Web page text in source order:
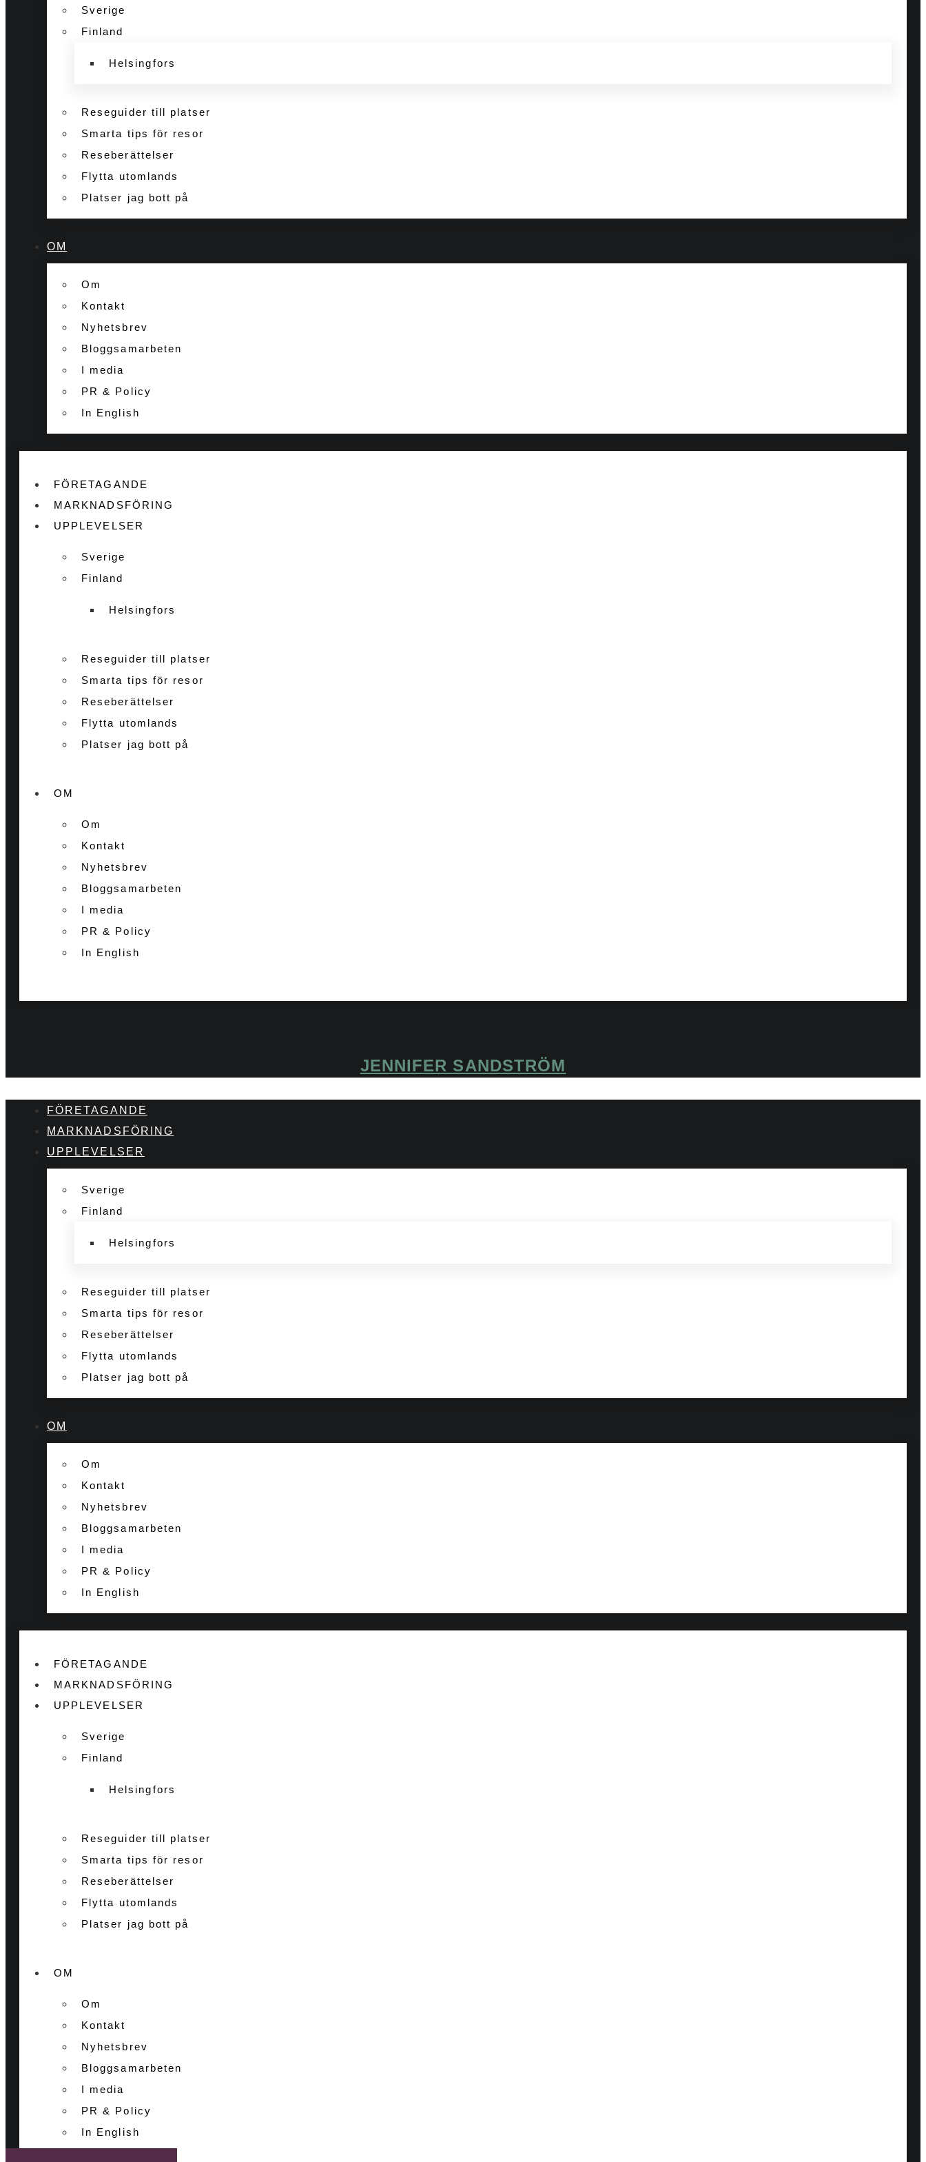
Sverige
Finland
Helsingfors
Reseguider till platser
Smarta tips för resor
Reseberättelser
Flytta utomlands
Platser jag bott på
OM
Om
Kontakt
Nyhetsbrev
Bloggsamarbeten
I media
PR & Policy
In English
FÖRETAGANDE
MARKNADSFÖRING
UPPLEVELSER
Sverige
Finland
Helsingfors
Reseguider till platser
Smarta tips för resor
Reseberättelser
Flytta utomlands
Platser jag bott på
OM
Om
Kontakt
Nyhetsbrev
Bloggsamarbeten
I media
PR & Policy
In English
JENNIFER SANDSTRÖM
FÖRETAGANDE
MARKNADSFÖRING
UPPLEVELSER
Sverige
Finland
Helsingfors
Reseguider till platser
Smarta tips för resor
Reseberättelser
Flytta utomlands
Platser jag bott på
OM
Om
Kontakt
Nyhetsbrev
Bloggsamarbeten
I media
PR & Policy
In English
FÖRETAGANDE
MARKNADSFÖRING
UPPLEVELSER
Sverige
Finland
Helsingfors
Reseguider till platser
Smarta tips för resor
Reseberättelser
Flytta utomlands
Platser jag bott på
OM
Om
Kontakt
Nyhetsbrev
Bloggsamarbeten
I media
PR & Policy
In English